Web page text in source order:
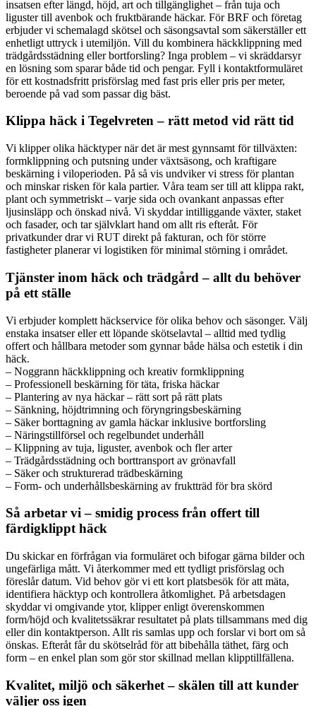
insatsen efter längd, höjd, art och tillgänglighet – från tuja och
liguster till avenbok och fruktbärande häckar. För BRF och företag
erbjuder vi schemalagd skötsel och säsongsavtal som säkerställer ett
enhetligt uttryck i utemiljön. Vill du kombinera häckklippning med
trädgårdsstädning eller bortforsling? Inga problem – vi skräddarsyr
en lösning som sparar både tid och pengar. Fyll i kontaktformuläret
för ett kostnadsfritt prisförslag med fast pris eller pris per meter,
beroende på vad som passar dig bäst.
Klippa häck i Tegelvreten – rätt metod vid rätt tid
Vi klipper olika häcktyper när det är mest gynnsamt för tillväxten:
formklippning och putsning under växtsäsong, och kraftigare
beskärning i viloperioden. På så vis undviker vi stress för plantan
och minskar risken för kala partier. Våra team ser till att klippa rakt,
plant och symmetriskt – varje sida och ovankant anpassas efter
ljusinsläpp och önskad nivå. Vi skyddar intilliggande växter, staket
och fasader, och tar självklart hand om allt ris efteråt. För
privatkunder drar vi RUT direkt på fakturan, och för större
fastigheter planerar vi logistiken för minimal störning i området.
Tjänster inom häck och trädgård – allt du behöver
på ett ställe
Vi erbjuder komplett häckservice för olika behov och säsonger. Välj
enstaka insatser eller ett löpande skötselavtal – alltid med tydlig
offert och hållbara metoder som gynnar både hälsa och estetik i din
häck.
– Noggrann häckklippning och kreativ formklippning
– Professionell beskärning för täta, friska häckar
– Plantering av nya häckar – rätt sort på rätt plats
– Sänkning, höjdtrimning och föryngringsbeskärning
– Säker borttagning av gamla häckar inklusive bortforsling
– Näringstillförsel och regelbundet underhåll
– Klippning av tuja, liguster, avenbok och fler arter
– Trädgårdsstädning och borttransport av grönavfall
– Säker och strukturerad trädbeskärning
– Form- och underhållsbeskärning av fruktträd för bra skörd
Så arbetar vi – smidig process från offert till
färdigklippt häck
Du skickar en förfrågan via formuläret och bifogar gärna bilder och
ungefärliga mått. Vi återkommer med ett tydligt prisförslag och
föreslår datum. Vid behov gör vi ett kort platsbesök för att mäta,
identifiera häcktyp och kontrollera åtkomlighet. På arbetsdagen
skyddar vi omgivande ytor, klipper enligt överenskommen
form/höjd och kvalitetssäkrar resultatet på plats tillsammans med dig
eller din kontaktperson. Allt ris samlas upp och forslar vi bort om så
önskas. Efteråt får du skötselråd för att bibehålla täthet, färg och
form – en enkel plan som gör stor skillnad mellan klipptillfällena.
Kvalitet, miljö och säkerhet – skälen till att kunder
väljer oss igen